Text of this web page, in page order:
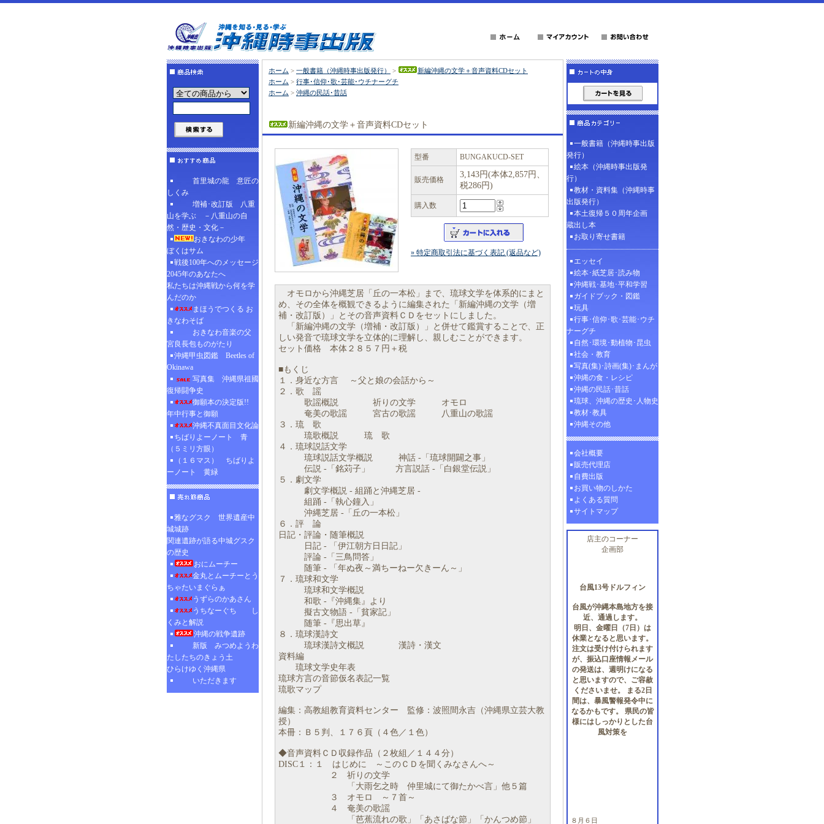
首里城の龍 意匠の
しくみ
増補･改訂版 八重
山を学ぶ －八重山の自
然・歴史・文化－
おきなわの少年
ぼくはサム
戦後100年へのメッセージ
2045年のあなたへ
私たちは沖縄戦から何を学
んだのか
まほうでつくる お
きなわそば
おきなわ音楽の父
宮良長包ものがたり
沖縄甲虫図鑑 Beetles of
Okinawa
写真集 沖縄県祖國
復帰闘争史
御願本の決定版!!
年中行事と御願
沖縄不真面目文化論
ちばりよーノート 青
（５ミリ方眼）
（１６マス） ちばりよ
ーノート 黄緑
雅なグスク 世界遺産中
城城跡
関連遺跡が語る中城グスク
の歴史
おにムーチー
金丸とムーチーとう
ちゃたいまぐらぁ
うずらのかあさん
うちなーぐち し
くみと解説
沖縄の戦争遺跡
新版 みつめようわ
たしたちのきょう土
ひらけゆく沖縄県
いただきます
ホーム > 一般書籍（沖縄時事出版発行） >
新編沖縄の文学＋音声資料CDセット
ホーム > 行事･信仰･歌･芸能･ウチナーグチ
ホーム > 沖縄の民話･昔話
新編沖縄の文学＋音声資料CDセット
型番 BUNGAKUCD-SET
販売価格
3,143円(本体2,857円、
税286円)
購入数
» 特定商取引法に基づく表記 (返品など)
オモロから沖縄芝居「丘の一本松」まで、琉球文学を体系的にまと
め、その全体を概観できるように編集された「新編沖縄の文学（増
補・改訂版）」とその音声資料ＣＤをセットにしました。
「新編沖縄の文学（増補・改訂版）」と併せて鑑賞することで、正
しい発音で琉球文学を立体的に理解し、親しむことができます。
セット価格 本体２８５７円＋税
■もくじ
１．身近な方言 ～父と娘の会話から～
２．歌 謡
歌謡概説 祈りの文学 オモロ
奄美の歌謡 宮古の歌謡 八重山の歌謡
３．琉 歌
琉歌概説 琉 歌
４．琉球説話文学
琉球説話文学概説 神話 -「琉球開闢之事」
伝説 -「銘苅子」 方言説話 -「白銀堂伝説」
５．劇文学
劇文学概説 - 組踊と沖縄芝居 -
組踊 -「執心鐘入」
沖縄芝居 -「丘の一本松」
６．評 論
日記・評論・随筆概説
日記 - 「伊江朝方日日記」
評論 -「三鳥問答」
随筆 - 「年ぬ夜～満ちーねー欠きーん～」
７．琉球和文学
琉球和文学概説
和歌 -『沖縄集』より
擬古文物語 -「貧家記」
随筆 -『思出草』
８．琉球漢詩文
琉球漢詩文概説 漢詩・漢文
資料編
琉球文学史年表
琉球方言の音節仮名表記一覧
琉歌マップ
編集：高教組教育資料センター 監修：波照間永吉（沖縄県立芸大教
授）
本冊：Ｂ５判、１７６頁（４色／１色）
◆音声資料ＣＤ収録作品（２枚組／１４４分）
DISC１：１ はじめに ～このＣＤを聞くみなさんへ～
２ 祈りの文学
「大雨乞之時 仲里城にて御たかべ言」他５篇
３ オモロ ～７首～
４ 奄美の歌謡
「芭蕉流れの歌」「あさばな節」「かんつめ節」
一般書籍（沖縄時事出版
発行）
絵本（沖縄時事出版発
行）
教材・資料集（沖縄時事
出版発行）
本土復帰５０周年企画
蔵出し本
お取り寄せ書籍
エッセイ
絵本･紙芝居･読み物
沖縄戦･基地･平和学習
ガイドブック・図鑑
玩具
行事･信仰･歌･芸能･ウチ
ナーグチ
自然･環境･動植物･昆虫
社会・教育
写真(集)･詩画(集)･まんが
沖縄の食・レシピ
沖縄の民話･昔話
琉球、沖縄の歴史･人物史
教材･教具
沖縄その他
会社概要
販売代理店
自費出版
お買い物のしかた
よくある質問
サイトマップ
店主のコーナー
企画部
台風13号ドルフィン
台風が沖縄本島地方を接
近、通過します。
明日、金曜日（7日）は
休業となると思います。
注文は受け付けられます
が、振込口座情報メール
の発送は、週明けになる
と思いますので、ご容赦
くださいませ。 まる2日
間は、暴風警報発令中に
なるかもです。 県民の皆
様にはしっかりとした台
風対策を
８月６日